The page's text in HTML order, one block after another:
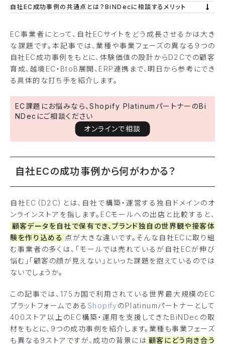
自社EC成功事例の共通点とは？BiNDecに相談するメリット
EC事業者にとって、自社ECサイトをどう成長させるかは大き
な課題です。本記事では、業種や事業フェーズの異なる9つの
自社EC成功事例をもとに、体験価値の設計からD2Cでの顧客
育成、越境EC・BtoB展開、ERP連携まで、明日から参考にでき
る具体的な打ち手を紹介します。
EC課題にお悩みなら、Shopify PlatinumパートナーのBi
NDecにご相談ください
オンラインで相談
自社ECの成功事例から何がわかる？
自社EC（D2C）とは、自社で構築・運営する独自ドメインのオ
ンラインストアを指します。ECモールへの出店と比較すると、
顧客データを自社で保有でき、ブランド独自の世界観や接客体
験を作り込める 点が大きな違いです。そんな自社ECに取り組
む事業者の多くは、「モールでは売れているが自社ECが伸び
悩む」「顧客の顔が見えない」といった課題を抱えているのでは
ないでしょうか。
この記事では、175カ国で利用されている世界最大規模のEC
プラットフォームである Shopify のPlatinumパートナーとして
400ストア以上のEC構築・運用を支援してきたBiNDecの取
材をもとに、9つの成功事例を紹介します。業種も事業フェーズ
も異なる9ストアですが、成功の背景には 顧客にどう向き合う